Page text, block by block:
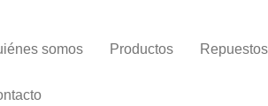
somos Productos Repuestos